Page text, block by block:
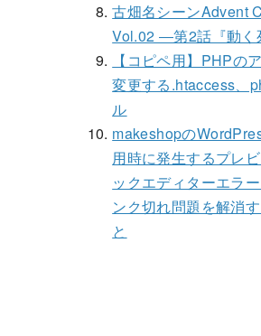
古畑名シーンAdvent
Vol.02 ―第2話『動く
【コピペ用】PHPの
変更する.htaccess、
ル
makeshopの
用時に発生するプレ
ックエディターエラ
ンク切れ問題を解消
と